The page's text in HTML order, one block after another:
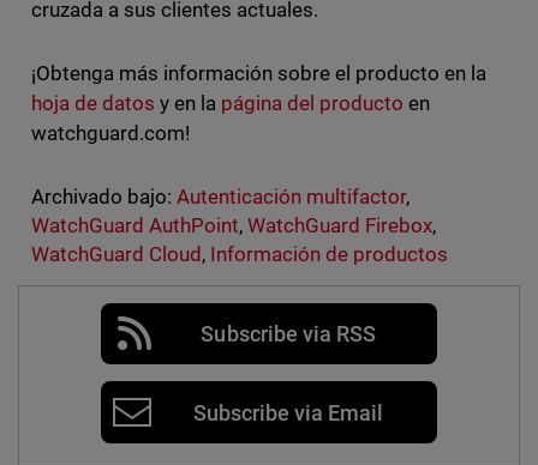
cruzada a sus clientes actuales.
¡Obtenga más información sobre el producto en la
hoja de datos y en la página del producto en
watchguard.com!
Archivado bajo: Autenticación multifactor,
WatchGuard AuthPoint, WatchGuard Firebox,
WatchGuard Cloud, Información de productos
Subscribe via RSS
Subscribe via Email